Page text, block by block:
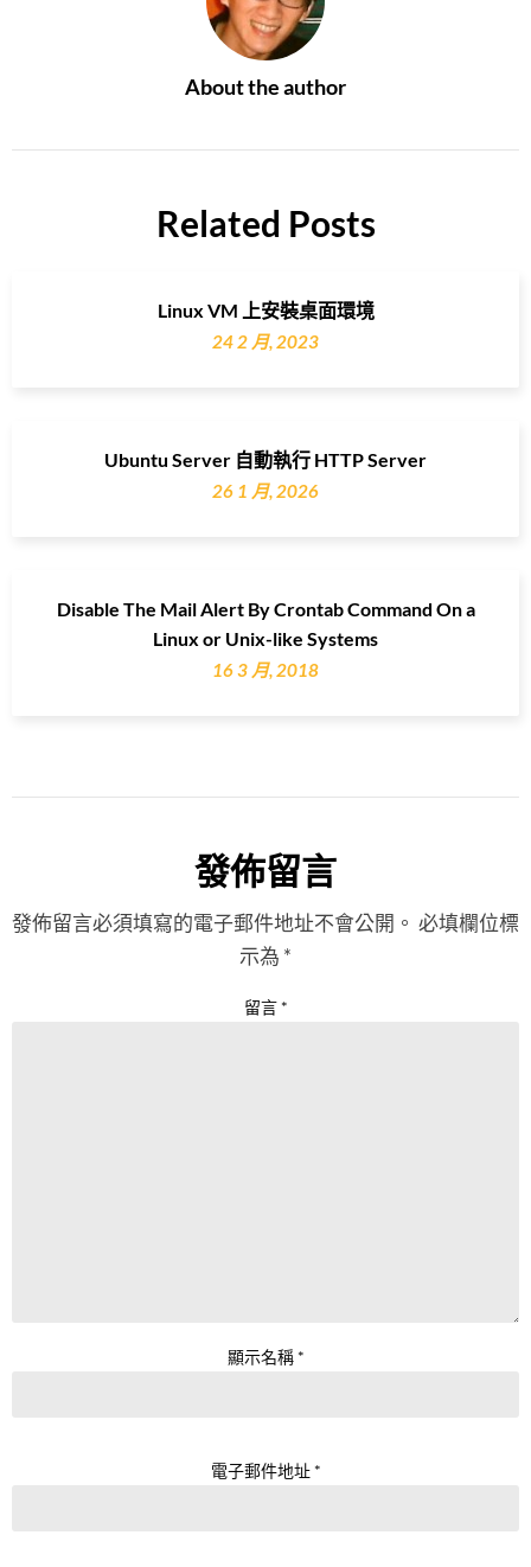
About the author
Related Posts
Linux VM 上安裝桌面環境
24 2 月, 2023
Ubuntu Server 自動執行 HTTP Server
26 1 月, 2026
Disable The Mail Alert By Crontab Command On a
Linux or Unix-like Systems
16 3 月, 2018
發佈留言
發佈留言必須填寫的電子郵件地址不會公開。 必填欄位標
示為 *
留言 *
顯示名稱 *
電子郵件地址 *